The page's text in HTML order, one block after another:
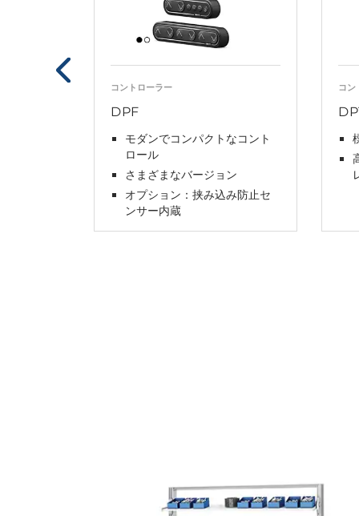
コントローラー
DPF
モダンでコンパクトなコント
ロール
さまざまなバージョン
オプション：挟み込み防止セ
ンサー内蔵
コン